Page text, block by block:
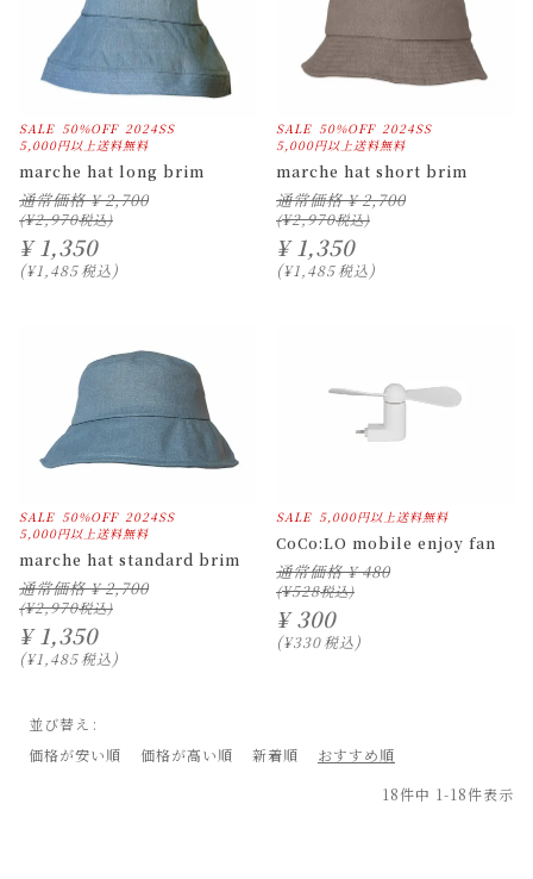
SALE 50%OFF 2024SS
5,000円以上送料無料
marche hat long brim
通常価格 ¥ 2,700
¥2,970
¥ 1,350
¥1,485税込
SALE 50%OFF 2024SS
5,000円以上送料無料
marche hat short brim
通常価格 ¥ 2,700
¥2,970
¥ 1,350
¥1,485税込
SALE 50%OFF 2024SS
5,000円以上送料無料
marche hat standard brim
通常価格 ¥ 2,700
¥2,970
¥ 1,350
¥1,485税込
SALE 5,000円以上送料無料
CoCo:LO mobile enjoy fan
通常価格 ¥ 480
¥528
¥ 300
¥330税込
並び替え
価格が安い順
価格が高い順 新着順
おすすめ順
18件中 1-18件表示